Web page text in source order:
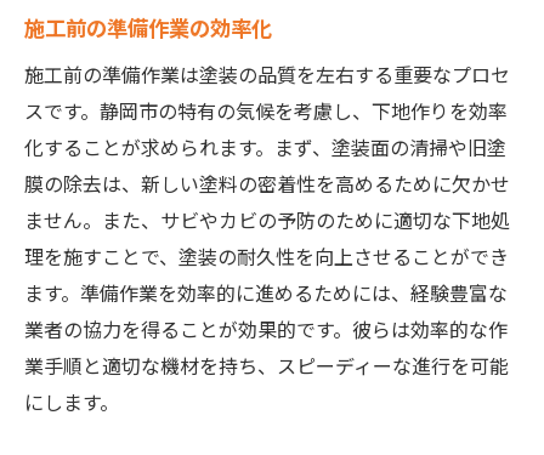
不測の事態に備えた柔軟対応
スケジュールの振り返りと改善点抽出
費用対効果を最大化する塗装の工期短縮テクニ
ック
効率的な作業分担とチーム編成
最新技術の導入による作業効率化
材料費と人件費のバランス調整
長期的視点でのコスト評価方法
省エネ設備の導入による節約策
施工前の準備作業の効率化
施工前の準備作業は塗装の品質を左右する重要なプロセ
スです。静岡市の特有の気候を考慮し、下地作りを効率
化することが求められます。まず、塗装面の清掃や旧塗
膜の除去は、新しい塗料の密着性を高めるために欠かせ
ません。また、サビやカビの予防のために適切な下地処
理を施すことで、塗装の耐久性を向上させることができ
ます。準備作業を効率的に進めるためには、経験豊富な
業者の協力を得ることが効果的です。彼らは効率的な作
業手順と適切な機材を持ち、スピーディーな進行を可能
にします。